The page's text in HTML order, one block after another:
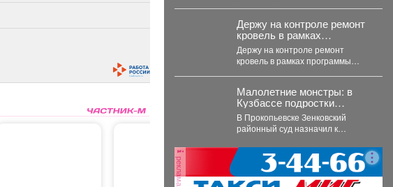
Держу на контроле ремонт
кровель в рамках
программы ФКР.
Держу на контроле ремонт
кровель в рамках программы
Малолетние монстры: в
Кузбассе подростки
избили, запихали в
багажник, и похитили 10-
летнего ребенка
В Прокопьевске Зенковский
районный суд назначил к
похищении 10-летнего ребёнка.
реклама